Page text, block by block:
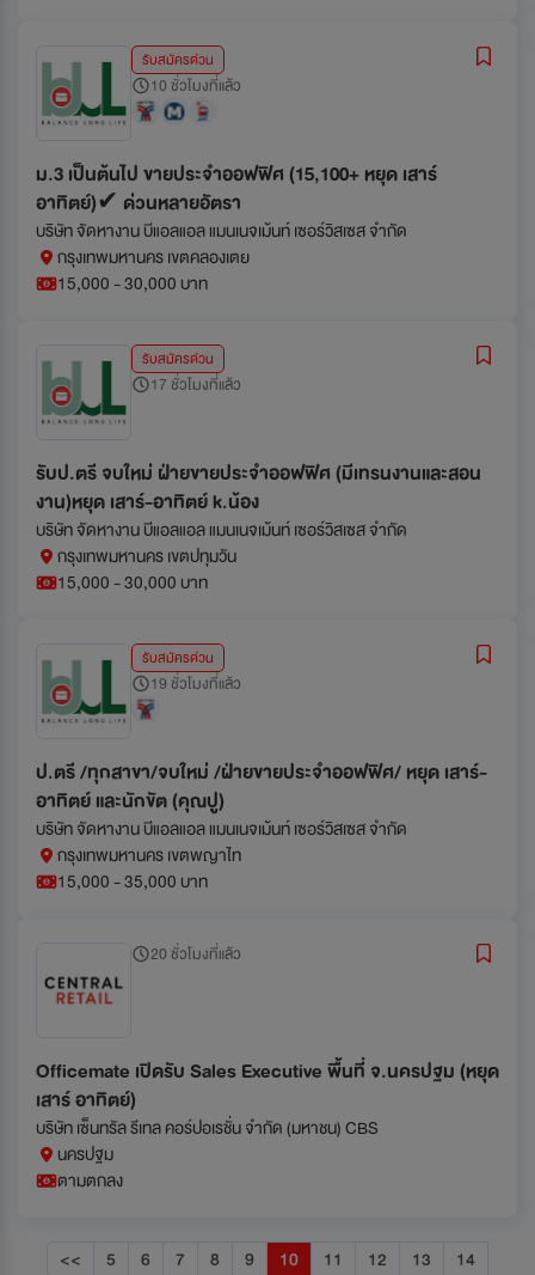
รับสมัครด่วน
10 ชั่วโมงที่แล้ว
ม.3 เป็นต้นไป ขายประจำออฟฟิศ (15,100+ หยุด เสาร์
อาทิตย์)✔ ด่วนหลายอัตรา
บริษัท จัดหางาน บีแอลแอล แมนเนจเม้นท์ เซอร์วิสเซส จำกัด
กรุงเทพมหานคร เขตคลองเตย
15,000 - 30,000 บาท
รับสมัครด่วน
17 ชั่วโมงที่แล้ว
รับป.ตรี จบใหม่ ฝ่ายขายประจำออฟฟิศ (มีเทรนงานและสอน
งาน)หยุด เสาร์-อาทิตย์ k.น้อง
บริษัท จัดหางาน บีแอลแอล แมนเนจเม้นท์ เซอร์วิสเซส จำกัด
กรุงเทพมหานคร เขตปทุมวัน
15,000 - 30,000 บาท
รับสมัครด่วน
19 ชั่วโมงที่แล้ว
ป.ตรี /ทุกสาขา/จบใหม่ /ฝ่ายขายประจำออฟฟิศ/ หยุด เสาร์-
อาทิตย์ และนักขัต (คุณปู)
บริษัท จัดหางาน บีแอลแอล แมนเนจเม้นท์ เซอร์วิสเซส จำกัด
กรุงเทพมหานคร เขตพญาไท
15,000 - 35,000 บาท
20 ชั่วโมงที่แล้ว
Officemate เปิดรับ Sales Executive พื้นที่ จ.นครปฐม (หยุด
เสาร์ อาทิตย์)
บริษัท เซ็นทรัล รีเทล คอร์ปอเรชั่น จำกัด (มหาชน) CBS
นครปฐม
ตามตกลง
<< 5 6 7 8 9 10 11 12 13
14